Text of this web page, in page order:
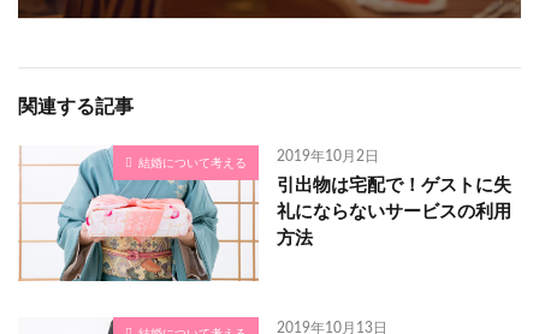
関連する記事
結婚について考える 2019年10月2日
引出物は宅配で！ゲストに失
礼にならないサービスの利用
方法
2019年10月13日